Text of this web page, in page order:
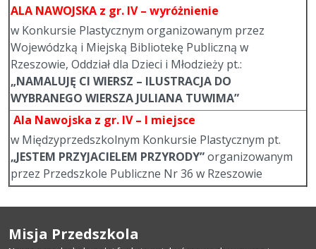
ALA NAWOJSKA z gr. IV – wyróżnienie
w Konkursie Plastycznym organizowanym przez
Wojewódzką i Miejską Bibliotekę Publiczną w
Rzeszowie, Oddział dla Dzieci i Młodzieży pt.:
„NAMALUJĘ CI WIERSZ – ILUSTRACJA DO
WYBRANEGO WIERSZA JULIANA TUWIMA”
Ala Nawojska z gr. IV – I miejsce
w Międzyprzedszkolnym Konkursie Plastycznym pt.
„JESTEM PRZYJACIELEM PRZYRODY”organizowanym
przez Przedszkole Publiczne Nr 36 w Rzeszowie
Misja Przedszkola